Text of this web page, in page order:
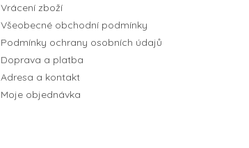
Vrácení zboží
Všeobecné obchodní podmínky
Podmínky ochrany osobních údajů
Doprava a platba
Adresa a kontakt
Moje objednávka